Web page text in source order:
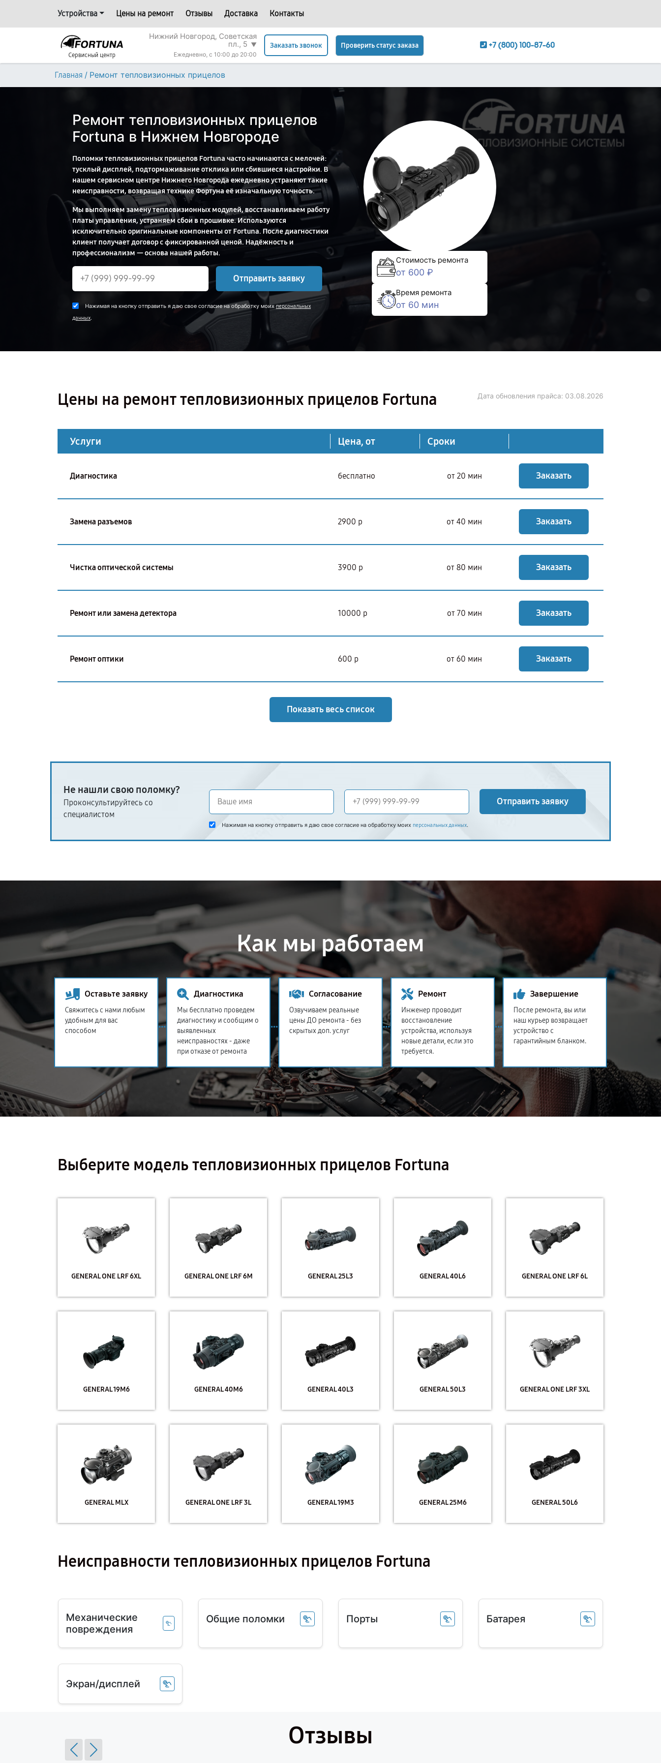
Устройства Цены на ремонт Отзывы Доставка Контакты
Сервисный центр
Нижний Новгород, Советская
пл., 5 ▼
Ежедневно, с 10:00 до 20:00
Заказать звонок Проверить статус заказа +7 (800) 100-87-60
Главная / Ремонт тепловизионных прицелов
Ремонт тепловизионных прицелов
Fortuna в Нижнем Новгороде
Поломки тепловизионных прицелов Fortuna часто начинаются с мелочей:
тусклый дисплей, подтормаживание отклика или сбившиеся настройки. В
нашем сервисном центре Нижнего Новгорода ежедневно устраняют такие
неисправности, возвращая технике Фортуна её изначальную точность.
Мы выполняем замену тепловизионных модулей, восстанавливаем работу
платы управления, устраняем сбои в прошивке. Используются
исключительно оригинальные компоненты от Fortuna. После диагностики
клиент получает договор с фиксированной ценой. Надёжность и
профессионализм — основа нашей работы.
Отправить заявку
Нажимая на кнопку отправить я даю свое согласие на обработку моихперсональных
данных.
Стоимость ремонта
от 600 ₽
Время ремонта
от 60 мин
Цены на ремонт тепловизионных прицелов Fortuna Дата обновления прайса: 03.08.2026
Услуги Цена, от Сроки
Диагностика бесплатно от 20 мин Заказать
Замена разъемов 2900 р от 40 мин Заказать
Чистка оптической системы 3900 р от 80 мин Заказать
Ремонт или замена детектора 10000 р от 70 мин Заказать
Ремонт оптики 600 р от 60 мин Заказать
Показать весь список
Не нашли свою поломку?
Проконсультируйтесь со
специалистом
Отправить заявку
Нажимая на кнопку отправить я даю свое согласие на обработку моих персональных данных.
Как мы работаем
Оставьте заявку
Свяжитесь с нами любым
удобным для вас
способом
Диагностика
Мы бесплатно проведем
диагностику и сообщим о
выявленных
неисправностях - даже
при отказе от ремонта
Согласование
Озвучиваем реальные
цены ДО ремонта - без
скрытых доп. услуг
Ремонт
Инженер проводит
восстановление
устройства, используя
новые детали, если это
требуется.
Завершение
После ремонта, вы или
наш курьер возвращает
устройство с
гарантийным бланком.
Выберите модель тепловизионных прицелов Fortuna
GENERAL ONE LRF 6XL GENERAL ONE LRF 6M GENERAL 25L3 GENERAL 40L6 GENERAL ONE LRF 6L
GENERAL 19M6 GENERAL 40M6 GENERAL 40L3 GENERAL 50L3 GENERAL ONE LRF 3XL
GENERAL MLX GENERAL ONE LRF 3L GENERAL 19M3 GENERAL 25M6 GENERAL 50L6
Неисправности тепловизионных прицелов Fortuna
Механические
повреждения
Общие поломки Порты Батарея
Экран/дисплей
Отзывы